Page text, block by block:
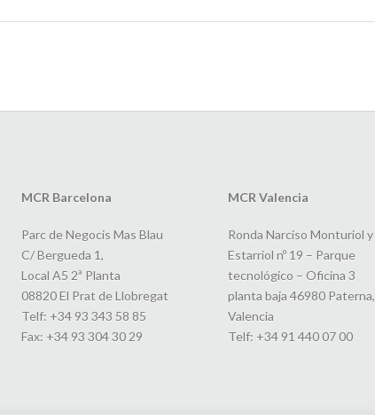
MCR Barcelona
Parc de Negocis Mas Blau
C/ Bergueda 1,
Local A5 2ª Planta
08820 El Prat de Llobregat
Telf: +34 93 343 58 85
Fax: +34 93 304 30 29
MCR Valencia
Ronda Narciso Monturiol y
Estarriol nº 19 – Parque
tecnológico – Oficina 3
planta baja 46980 Paterna,
Valencia
Telf: +34 91 440 07 00